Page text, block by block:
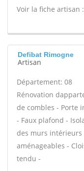
Voir la fiche artisan :
Defibat Rimogne
Artisan
Département: 08
Rénovation
de combles - Porte
- Faux plafond -
des murs intérieurs
aménageables -
tendu -